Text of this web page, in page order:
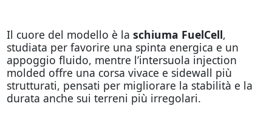
Il cuore del modello è la schiuma FuelCell,
studiata per favorire una spinta energica e un
appoggio fluido, mentre l’intersuola injection
molded offre una corsa vivace e sidewall più
strutturati, pensati per migliorare la stabilità e la
durata anche sui terreni più irregolari.